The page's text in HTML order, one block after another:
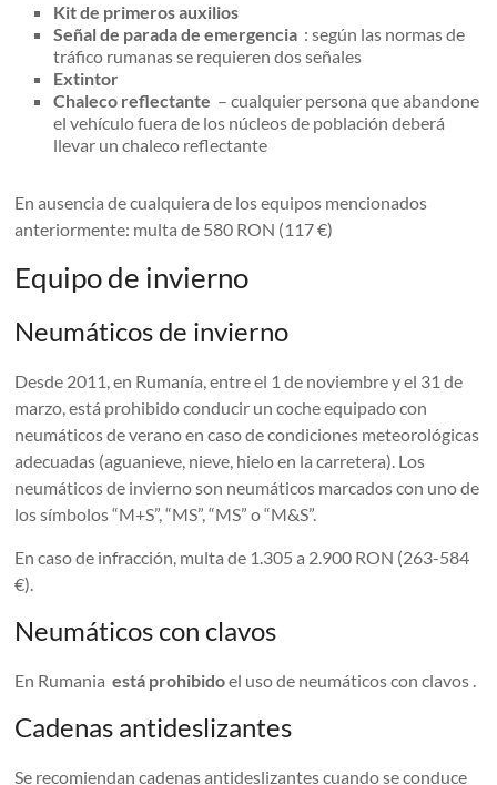
Kit de primeros auxilios
Señal de parada de emergencia : según las normas de
tráfico rumanas se requieren dos señales
Extintor
Chaleco reflectante – cualquier persona que abandone
el vehículo fuera de los núcleos de población deberá
llevar un chaleco reflectante
En ausencia de cualquiera de los equipos mencionados
anteriormente: multa de 580 RON (117 €)
Equipo de invierno
Neumáticos de invierno
Desde 2011, en Rumanía, entre el 1 de noviembre y el 31 de
marzo, está prohibido conducir un coche equipado con
neumáticos de verano en caso de condiciones meteorológicas
adecuadas (aguanieve, nieve, hielo en la carretera). Los
neumáticos de invierno son neumáticos marcados con uno de
los símbolos “M+S”, “MS”, “MS” o “M&S”.
En caso de infracción, multa de 1.305 a 2.900 RON (263-584
€).
Neumáticos con clavos
En Rumaniaestá prohibidoel uso de neumáticos con clavos .
Cadenas antideslizantes
Se recomiendan cadenas antideslizantes cuando se conduce